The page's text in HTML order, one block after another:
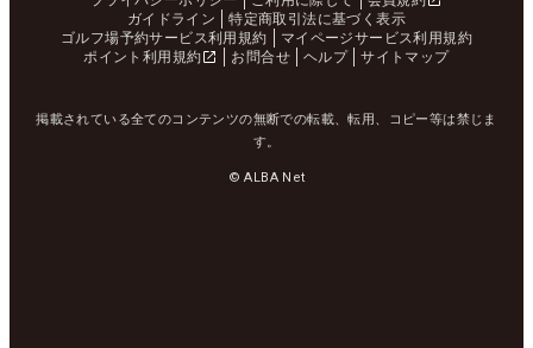
ガイドライン
特定商取引法に基づく表示
ゴルフ場予約サービス利用規約
マイページサービス利用規約
ポイント利用規約
お問合せ ヘルプ サイトマップ
掲載されている全てのコンテンツの無断での転載、転用、コピー等は禁じま
す。
© ALBA Net